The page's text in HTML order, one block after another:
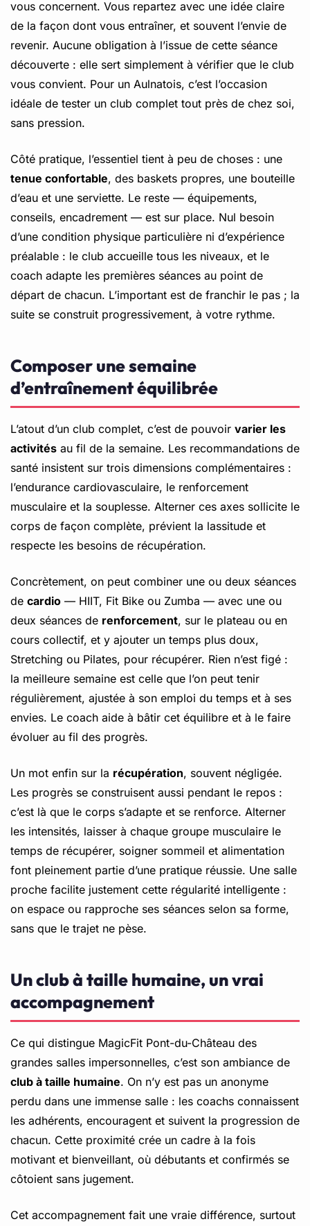
vous concernent. Vous repartez avec une idée claire
de la façon dont vous entraîner, et souvent l’envie de
revenir. Aucune obligation à l’issue de cette séance
découverte : elle sert simplement à vérifier que le club
vous convient. Pour un Aulnatois, c’est l’occasion
idéale de tester un club complet tout près de chez soi,
sans pression.
Côté pratique, l’essentiel tient à peu de choses : une
tenue confortable, des baskets propres, une bouteille
d’eau et une serviette. Le reste — équipements,
conseils, encadrement — est sur place. Nul besoin
d’une condition physique particulière ni d’expérience
préalable : le club accueille tous les niveaux, et le
coach adapte les premières séances au point de
départ de chacun. L’important est de franchir le pas ; la
suite se construit progressivement, à votre rythme.
Composer une semaine
d’entraînement équilibrée
L’atout d’un club complet, c’est de pouvoir varier les
activités au fil de la semaine. Les recommandations de
santé insistent sur trois dimensions complémentaires :
l’endurance cardiovasculaire, le renforcement
musculaire et la souplesse. Alterner ces axes sollicite le
corps de façon complète, prévient la lassitude et
respecte les besoins de récupération.
Concrètement, on peut combiner une ou deux séances
de cardio — HIIT, Fit Bike ou Zumba — avec une ou
deux séances de renforcement, sur le plateau ou en
cours collectif, et y ajouter un temps plus doux,
Stretching ou Pilates, pour récupérer. Rien n’est figé :
la meilleure semaine est celle que l’on peut tenir
régulièrement, ajustée à son emploi du temps et à ses
envies. Le coach aide à bâtir cet équilibre et à le faire
évoluer au fil des progrès.
Un mot enfin sur la récupération, souvent négligée.
Les progrès se construisent aussi pendant le repos :
c’est là que le corps s’adapte et se renforce. Alterner
les intensités, laisser à chaque groupe musculaire le
temps de récupérer, soigner sommeil et alimentation
font pleinement partie d’une pratique réussie. Une salle
proche facilite justement cette régularité intelligente :
on espace ou rapproche ses séances selon sa forme,
sans que le trajet ne pèse.
Un club à taille humaine, un vrai
accompagnement
Ce qui distingue MagicFit Pont-du-Château des
grandes salles impersonnelles, c’est son ambiance de
club à taille humaine. On n’y est pas un anonyme
perdu dans une immense salle : les coachs connaissent
les adhérents, encouragent et suivent la progression de
chacun. Cette proximité crée un cadre à la fois
motivant et bienveillant, où débutants et confirmés se
côtoient sans jugement.
Cet accompagnement fait une vraie différence, surtout